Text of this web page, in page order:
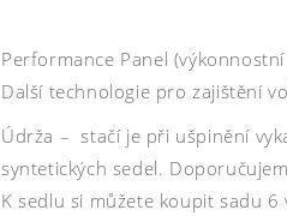
Performance Panel
Další technologie pro zajištění
Údrža – stačí je při ušpinění
syntetických sedel.
K sedlu si můžete koupit sadu